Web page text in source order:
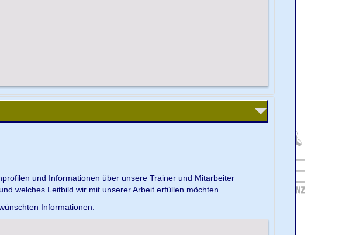
und Informationen über unsere Trainer und Mitarbeiter
welches Leitbild wir mit unserer Arbeit erfüllen möchten.
Informationen.